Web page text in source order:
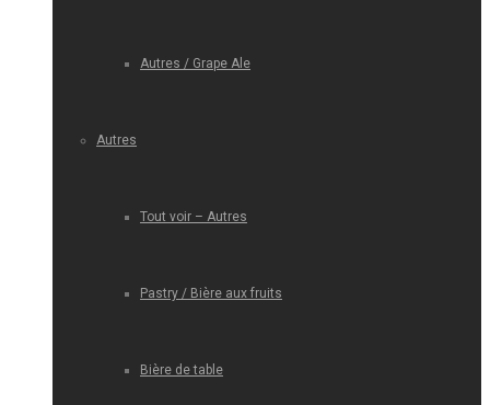
Autres / Grape Ale
Autres
Tout voir – Autres
Pastry / Bière aux fruits
Bière de table